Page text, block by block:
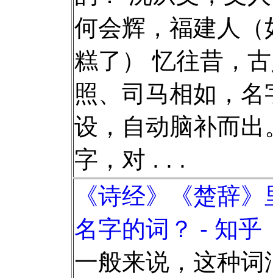
何会辉，福建人
糕了） 忆往昔，
照、司马相如，
设，自动脑补而
字，对 . . .
《诗经》《楚辞
名字的词？ - 知乎
一般来说，这种